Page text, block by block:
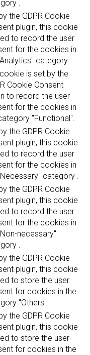
.
the GDPR Cookie
plugin, this cookie
to record the user
for the cookies in
category .
is set by the
Cookie Consent
to record the user
for the cookies in
"Functional".
the GDPR Cookie
plugin, this cookie
to record the user
for the cookies in
category .
the GDPR Cookie
plugin, this cookie
to record the user
for the cookies in
necessary"
.
the GDPR Cookie
plugin, this cookie
to store the user
for cookies in the
"Others".
the GDPR Cookie
plugin, this cookie
to store the user
for cookies in the